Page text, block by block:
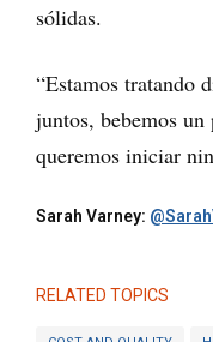
sólidas.
“Estamos tratando
juntos, bebemos
queremos iniciar
Sarah Varney:
RELATED TOPICS